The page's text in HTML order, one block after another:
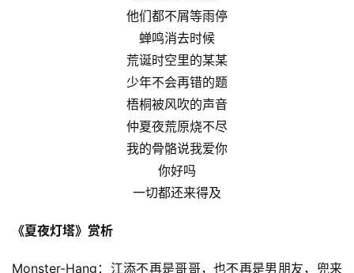
他们都不屑等雨停
蝉鸣消去时候
荒诞时空里的某某
少年不会再错的题
梧桐被风吹的声音
仲夏夜荒原烧不尽
我的骨骼说我爱你
你好吗
一切都还来得及
《夏夜灯塔》赏析
Monster-Hang：江添不再是哥哥，也不再是男朋友，兜来